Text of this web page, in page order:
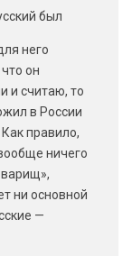
был
него
он
и считаю, то
в России
правило,
ничего
ни основной
—